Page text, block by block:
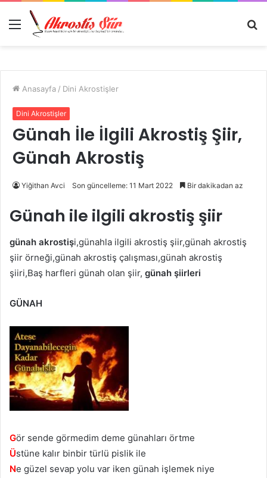
Menü
Anasayfa / Dini Akrostişler
Dini Akrostişler
Günah İle İlgili Akrostiş Şiir,
Günah Akrostiş
Yiğithan Avci Son güncelleme: 11 Mart 2022 Bir dakikadan az
Günah ile ilgili akrostiş şiir
günah akrostişi,günahla ilgili akrostiş şiir,günah akrostiş
şiir örneği,günah akrostiş çalışması,günah akrostiş
şiiri,Baş harfleri günah olan şiir, günah şiirleri
GÜNAH
Gör sende görmedim deme günahları örtme
Üstüne kalır binbir türlü pislik ile
Ne güzel sevap yolu var iken günah işlemek niye